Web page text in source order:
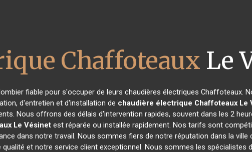
Chaffoteaux Le
fiable pour s'occuper de leurs chaudières électriques Chaffoteaux.
d'entretien et d'installation de chaudière électrique Chaffoteaux Le
Nous offrons des délais d'intervention rapides, souvent dans les 2
Le Vésinet est réparée ou installée rapidement. Nos tarifs sont
dans notre travail. Nous sommes fiers de notre réputation dans la ville
et notre service client exceptionnel. Nous sommes les spécialistes